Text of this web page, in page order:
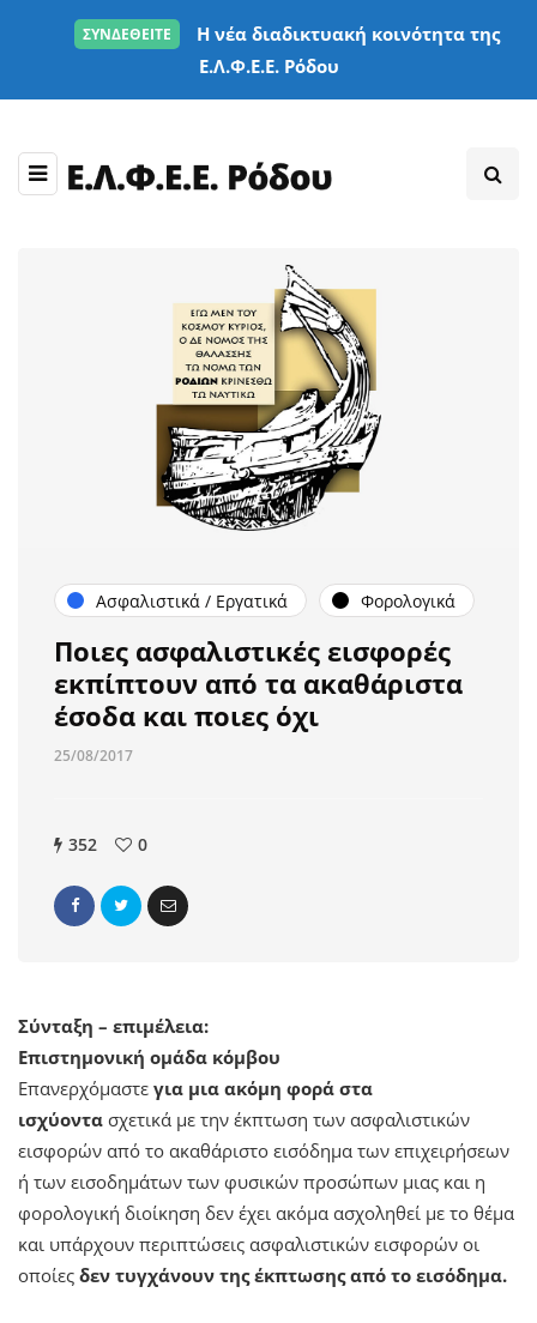
ΣΥΝΔΕΘΕΙΤΕ
Η νέα διαδικτυακή κοινότητα της
Ε.Λ.Φ.Ε.Ε. Ρόδου
Ασφαλιστικά / Εργατικά Φορολογικά
Ποιες ασφαλιστικές εισφορές
εκπίπτουν από τα ακαθάριστα
έσοδα και ποιες όχι
25/08/2017
352 0
Σύνταξη – επιμέλεια:
Επιστημονική ομάδα κόμβου
Επανερχόμαστε για μια ακόμη φορά στα
ισχύοντα σχετικά με την έκπτωση των ασφαλιστικών
εισφορών από το ακαθάριστο εισόδημα των επιχειρήσεων
ή των εισοδημάτων των φυσικών προσώπων μιας και η
φορολογική διοίκηση δεν έχει ακόμα ασχοληθεί με το θέμα
και υπάρχουν περιπτώσεις ασφαλιστικών εισφορών οι
οποίες δεν τυγχάνουν της έκπτωσης από το εισόδημα.